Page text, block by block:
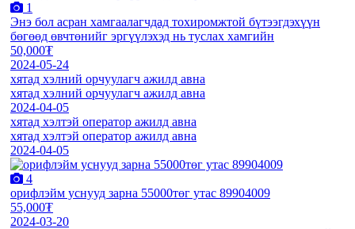
1
Энэ бол асран хамгаалагчдад тохиромжтой бүтээгдэхүүн
бөгөөд өвчтөнийг эргүүлэхэд нь туслах хамгийн
50,000₮
2024-05-24
хятад хэлний орчуулагч ажилд авна
хятад хэлний орчуулагч ажилд авна
2024-04-05
хятад хэлтэй оператор ажилд авна
хятад хэлтэй оператор ажилд авна
2024-04-05
4
орифлэйм уснууд зарна 55000төг утас 89904009
55,000₮
2024-03-20